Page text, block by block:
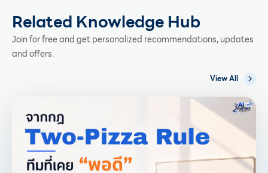
Related Knowledge Hub
Join for free and get personalized recommendations, updates
and offers.
View All